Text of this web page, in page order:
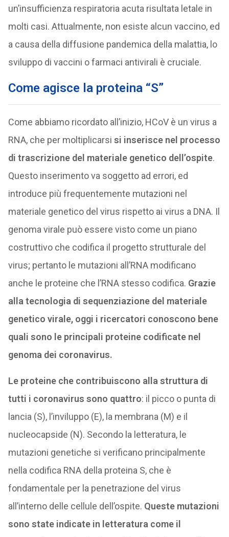
un’insufficienza respiratoria acuta risultata letale in
molti casi. Attualmente, non esiste alcun vaccino, ed
a causa della diffusione pandemica della malattia, lo
sviluppo di vaccini o farmaci antivirali è cruciale.
Come agisce la proteina “S”
Come abbiamo ricordato all’inizio, HCoV è un virus a
RNA, che per moltiplicarsi si inserisce nel processo
di trascrizione del materiale genetico dell’ospite.
Questo inserimento va soggetto ad errori, ed
introduce più frequentemente mutazioni nel
materiale genetico del virus rispetto ai virus a DNA. Il
genoma virale può essere visto come un piano
costruttivo che codifica il progetto strutturale del
virus; pertanto le mutazioni all’RNA modificano
anche le proteine che l’RNA stesso codifica. Grazie
alla tecnologia di sequenziazione del materiale
genetico virale, oggi i ricercatori conoscono bene
quali sono le principali proteine codificate nel
genoma dei coronavirus.
Le proteine che contribuiscono alla struttura di
tutti i coronavirus sono quattro: il picco o punta di
lancia (S), l’inviluppo (E), la membrana (M) e il
nucleocapside (N). Secondo la letteratura, le
mutazioni genetiche si verificano principalmente
nella codifica RNA della proteina S, che è
fondamentale per la penetrazione del virus
all’interno delle cellule dell’ospite. Queste mutazioni
sono state indicate in letteratura come il